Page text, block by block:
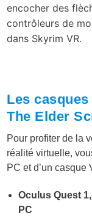
encocher des
contrôleurs de
dans Skyrim VR.
Les
The Elder
Pour profiter de la
réalité virtuelle,
PC et d’un casque
Oculus Quest 1,
PC